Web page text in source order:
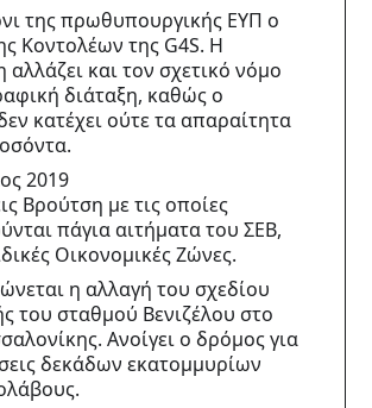
της πρωθυπουργικής ΕΥΠ ο
Κοντολέων της G4S. Η
και τον σχετικό νόμο
διάταξη, καθώς ο
κατέχει ούτε τα απαραίτητα
2019
Βρούτση με τις οποίες
πάγια αιτήματα του ΣΕΒ,
Οικονομικές Ζώνες.
η αλλαγή του σχεδίου
του σταθμού Βενιζέλου στο
Ανοίγει ο δρόμος για
δεκάδων εκατομμυρίων